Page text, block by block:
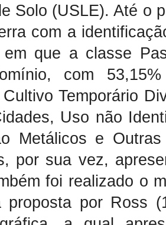
Solo (USLE). Até o
com a
em que a classe
com
Temporário
Uso não
Metálicos e
por sua vez,
foi realizado o
proposta por Ross